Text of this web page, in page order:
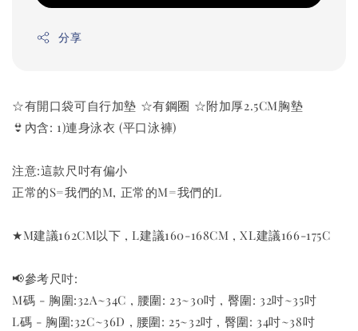
分享
☆有開口袋可自行加墊 ☆有鋼圈 ☆附加厚2.5CM胸墊
👙內含: 1)連身泳衣 (平口泳褲)
注意:這款尺吋有偏小
正常的S=我們的M, 正常的M=我們的L
★M建議162CM以下 , L建議160-168CM , XL建議166-175C
📢參考尺吋:
M碼 - 胸圍:32A~34C , 腰圍: 23~30吋 , 臀圍: 32吋~35吋
L碼 - 胸圍:32C~36D , 腰圍: 25~32吋 , 臀圍: 34吋~38吋